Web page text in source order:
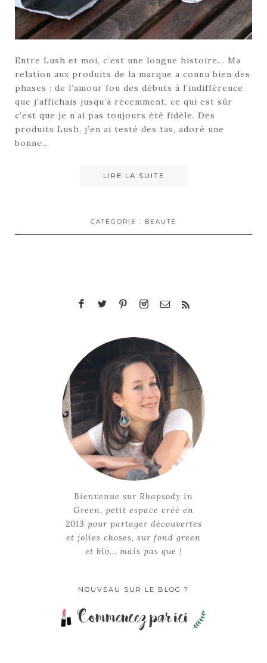
Entre Lush et moi, c’est une longue histoire… Ma
relation aux produits de la marque a connu bien des
phases : de l’amour fou des débuts à l’indifférence
que j’affichais jusqu’à récemment, ce qui est sûr
c’est que je n’ai pas toujours été fidèle. Des
produits Lush, j’en ai testé des tas, adoré une
bonne…
LIRE LA SUITE
CATÉGORIE : BEAUTÉ
Bienvenue sur Rhapsody in
Green, petit espace créé en
2013 pour partager découvertes
et jolies choses, sur fond green
et bio... mais pas que !
NOUVEAU SUR LE BLOG ?